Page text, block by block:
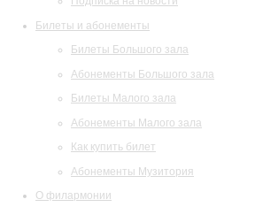
Билеты и абонементы
Билеты Большого зала
Абонементы Большого зала
Билеты Малого зала
Абонементы Малого зала
Как купить билет
Абонементы Музитория
О филармонии